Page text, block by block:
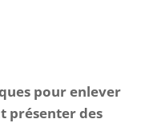
pour enlever
présenter des